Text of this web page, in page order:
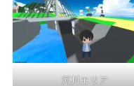
河川エリア